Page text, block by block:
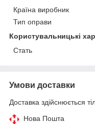
Країна виробник
Тип оправи
Користувальницькі
Стать
Умови доставки
Доставка здійснюється
Нова Пошта